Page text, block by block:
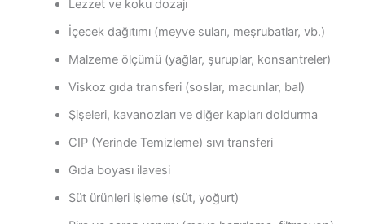
Lezzet ve koku dozajı
İçecek dağıtımı (meyve suları, meşrubatlar, vb.)
Malzeme ölçümü (yağlar, şuruplar, konsantreler)
Viskoz gıda transferi (soslar, macunlar, bal)
Şişeleri, kavanozları ve diğer kapları doldurma
CIP (Yerinde Temizleme) sıvı transferi
Gıda boyası ilavesi
Süt ürünleri işleme (süt, yoğurt)